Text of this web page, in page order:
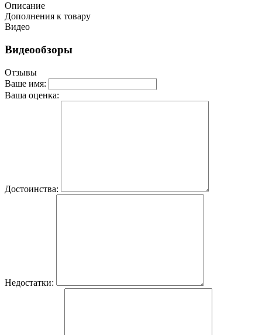
Описание
Дополнения к товару
Видео
Видеообзоры
Отзывы
Ваше имя:
Ваша оценка:
Достоинства:
Недостатки: